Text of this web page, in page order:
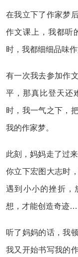
在我立下了作家梦
作文课上，我都听
时，我都细细品味
有一次我去参加作
平，那真比登天还
时，我一气之下，
我的作家梦。
此刻，妈妈走了过
你立下宏图大志时
遇到小小的挫折，
想，才能创造奇迹
听了妈妈的话，我
我又开始书写我的